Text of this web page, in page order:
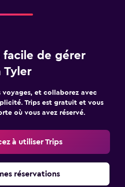
facile de gérer
Tyler
voyages, et collaborez avec
Trips est gratuit et vous
où vous avez réservé.
à utiliser Trips
réservations